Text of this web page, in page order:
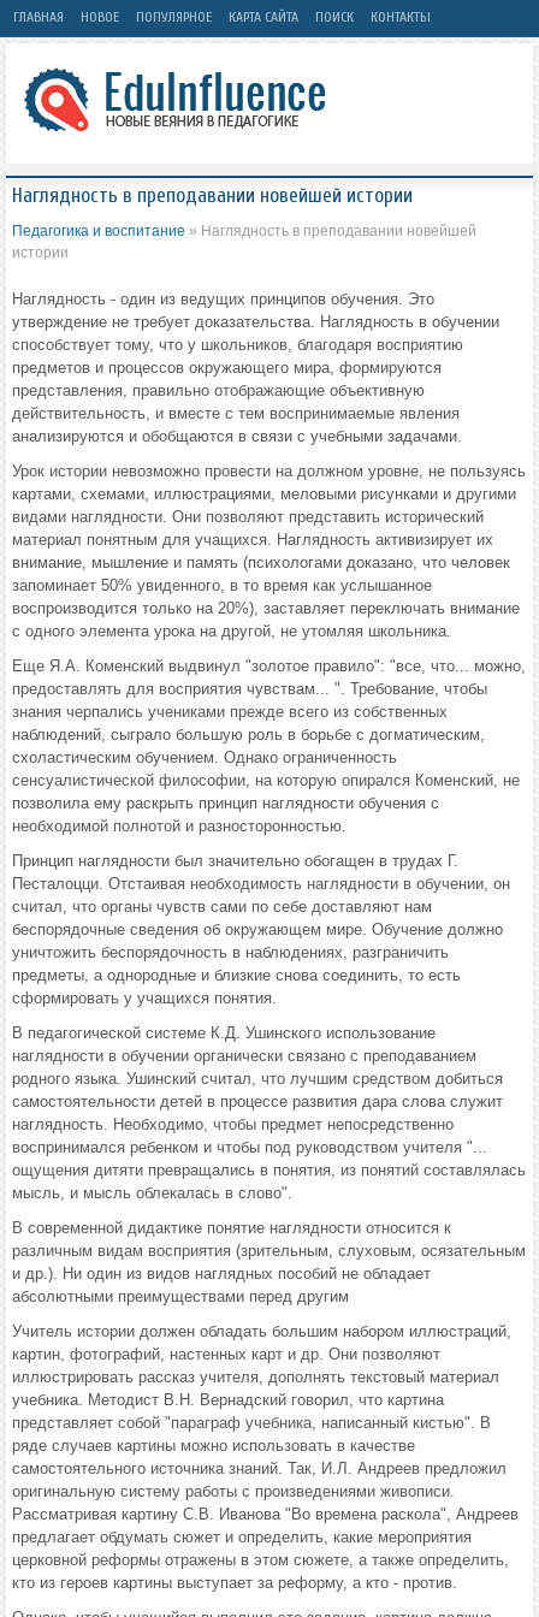
ГЛАВНАЯ НОВОЕ ПОПУЛЯРНОЕ КАРТА САЙТА ПОИСК КОНТАКТЫ
Наглядность в преподавании новейшей истории
Педагогика и воспитание » Наглядность в преподавании новейшей
истории
Наглядность - один из ведущих принципов обучения. Это
утверждение не требует доказательства. Наглядность в обучении
способствует тому, что у школьников, благодаря восприятию
предметов и процессов окружающего мира, формируются
представления, правильно отображающие объективную
действительность, и вместе с тем воспринимаемые явления
анализируются и обобщаются в связи с учебными задачами.
Урок истории невозможно провести на должном уровне, не пользуясь
картами, схемами, иллюстрациями, меловыми рисунками и другими
видами наглядности. Они позволяют представить исторический
материал понятным для учащихся. Наглядность активизирует их
внимание, мышление и память (психологами доказано, что человек
запоминает 50% увиденного, в то время как услышанное
воспроизводится только на 20%), заставляет переключать внимание
с одного элемента урока на другой, не утомляя школьника.
Еще Я.А. Коменский выдвинул "золотое правило": "все, что... можно,
предоставлять для восприятия чувствам... ". Требование, чтобы
знания черпались учениками прежде всего из собственных
наблюдений, сыграло большую роль в борьбе с догматическим,
схоластическим обучением. Однако ограниченность
сенсуалистической философии, на которую опирался Коменский, не
позволила ему раскрыть принцип наглядности обучения с
необходимой полнотой и разносторонностью.
Принцип наглядности был значительно обогащен в трудах Г.
Песталоцци. Отстаивая необходимость наглядности в обучении, он
считал, что органы чувств сами по себе доставляют нам
беспорядочные сведения об окружающем мире. Обучение должно
уничтожить беспорядочность в наблюдениях, разграничить
предметы, а однородные и близкие снова соединить, то есть
сформировать у учащихся понятия.
В педагогической системе К.Д. Ушинского использование
наглядности в обучении органически связано с преподаванием
родного языка. Ушинский считал, что лучшим средством добиться
самостоятельности детей в процессе развития дара слова служит
наглядность. Необходимо, чтобы предмет непосредственно
воспринимался ребенком и чтобы под руководством учителя "...
ощущения дитяти превращались в понятия, из понятий составлялась
мысль, и мысль облекалась в слово".
В современной дидактике понятие наглядности относится к
различным видам восприятия (зрительным, слуховым, осязательным
и др.). Ни один из видов наглядных пособий не обладает
абсолютными преимуществами перед другим
Учитель истории должен обладать большим набором иллюстраций,
картин, фотографий, настенных карт и др. Они позволяют
иллюстрировать рассказ учителя, дополнять текстовый материал
учебника. Методист В.Н. Вернадский говорил, что картина
представляет собой "параграф учебника, написанный кистью". В
ряде случаев картины можно использовать в качестве
самостоятельного источника знаний. Так, И.Л. Андреев предложил
оригинальную систему работы с произведениями живописи.
Рассматривая картину С.В. Иванова "Во времена раскола", Андреев
предлагает обдумать сюжет и определить, какие мероприятия
церковной реформы отражены в этом сюжете, а также определить,
кто из героев картины выступает за реформу, а кто - против.